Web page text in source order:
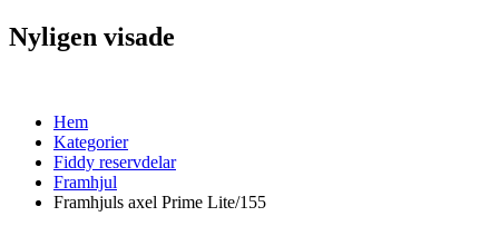
Nyligen visade
Hem
Kategorier
Fiddy reservdelar
Framhjul
Framhjuls axel Prime Lite/155